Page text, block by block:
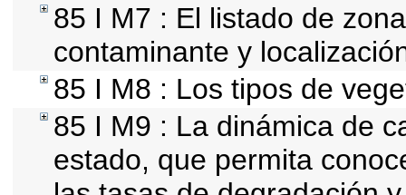
85 I M7 : El listado de
contaminante y
85 I M8 : Los tipos de
85 I M9 : La dinámica de
estado, que permita